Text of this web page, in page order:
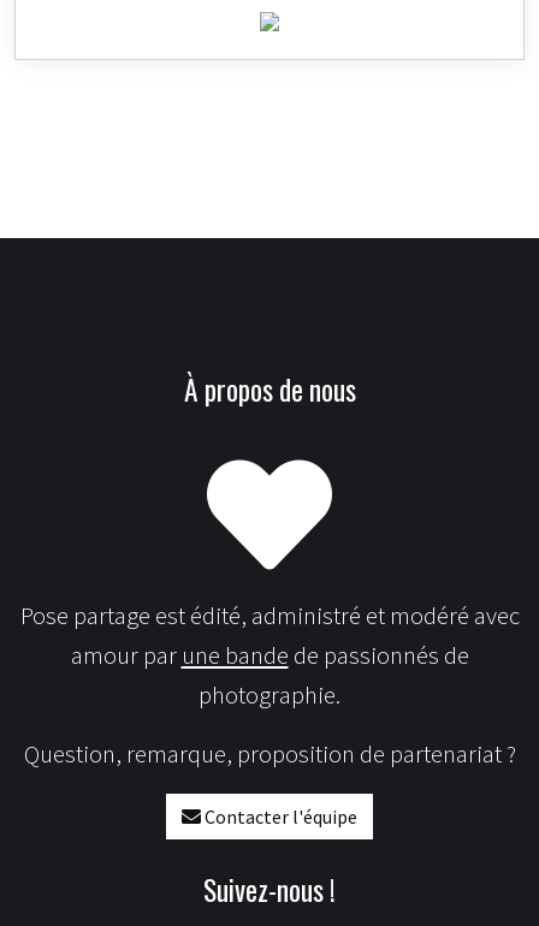
À propos de nous
Pose partage est édité, administré et modéré avec
amour par une bande de passionnés de
photographie.
Question, remarque, proposition de partenariat ?
Contacter l'équipe
Suivez-nous !